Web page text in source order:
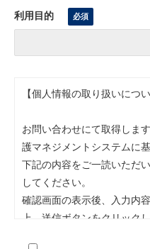
利用目的
【個人情報の取り扱いについ
お問い合わせにて取得しま
護マネジメントシステムに
下記の内容をご一読いただ
してください。
確認画面の表示後、入力内
上、送信ボタンをクリック